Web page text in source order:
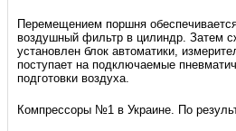
Перемещением поршня
воздушный фильтр в цилиндр. Затем
установлен блок автоматики,
поступает на подключаемые
подготовки воздуха.
Компрессоры №1 в Украине. По